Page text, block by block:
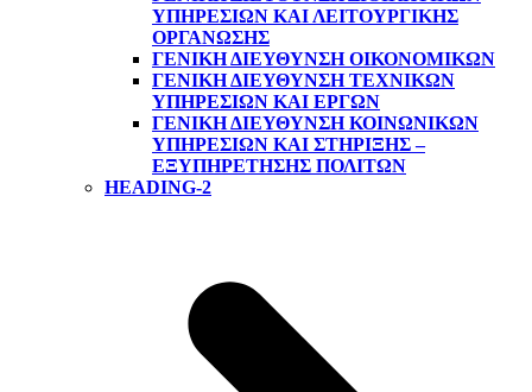
ΥΠΗΡΕΣΙΏΝ ΚΑΙ ΛΕΙΤΟΥΡΓΙΚΉΣ
ΟΡΓΆΝΩΣΗΣ
ΓΕΝΙΚΉ ΔΙΕΎΘΥΝΣΗ ΟΙΚΟΝΟΜΙΚΏΝ
ΓΕΝΙΚΉ ΔΙΕΎΘΥΝΣΗ ΤΕΧΝΙΚΏΝ
ΥΠΗΡΕΣΙΏΝ ΚΑΙ ΈΡΓΩΝ
ΓΕΝΙΚΉ ΔΙΕΎΘΥΝΣΗ ΚΟΙΝΩΝΙΚΏΝ
ΥΠΗΡΕΣΙΏΝ ΚΑΙ ΣΤΉΡΙΞΗΣ –
ΕΞΥΠΗΡΈΤΗΣΗΣ ΠΟΛΙΤΏΝ
HEADING-2